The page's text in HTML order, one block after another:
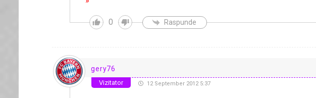
0 Raspunde
gery76
Vizitator 12 September 2012 5:37